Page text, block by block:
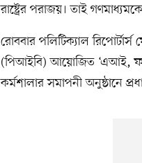
রাষ্ট্রের পরাজয়। তাই
রোববার পলিটিক্যাল
(পিআইবি) আয়োজিত ‘এআই,
কর্মশালার সমাপনী অনুষ্ঠানে